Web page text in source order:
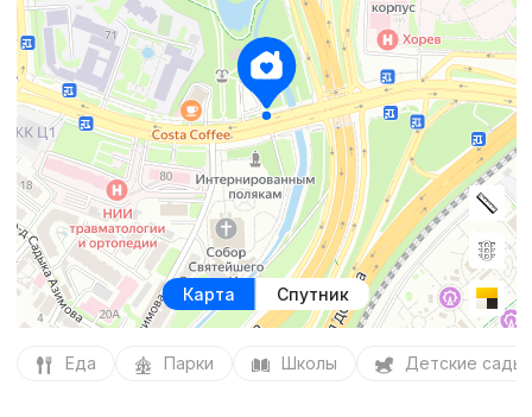
Карта Спутник
Еда Парки Школы Детские сады